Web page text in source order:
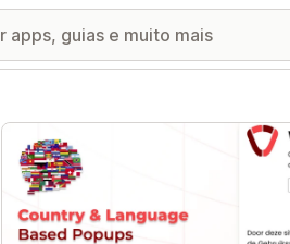
Galeria de imagens em destaque